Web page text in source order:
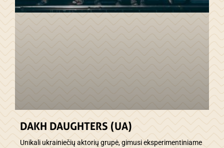
DAKH DAUGHTERS (UA)
Unikali ukrainiečių aktorių grupė, gimusi eksperimentiniame